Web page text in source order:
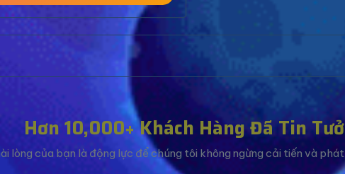
Hơn 10,000+ Khách Hàng Đã Tin
lòng của bạn là động lực để chúng tôi không ngừng cải tiến và